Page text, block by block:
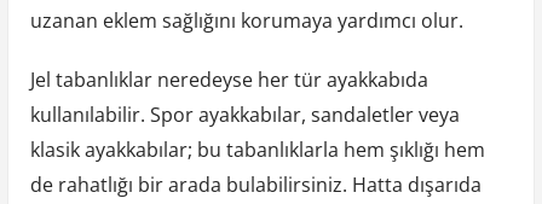
uzanan eklem sağlığını korumaya yardımcı olur.
Jel tabanlıklar neredeyse her tür ayakkabıda
kullanılabilir. Spor ayakkabılar, sandaletler veya
klasik ayakkabılar; bu tabanlıklarla hem şıklığı hem
de rahatlığı bir arada bulabilirsiniz. Hatta dışarıda